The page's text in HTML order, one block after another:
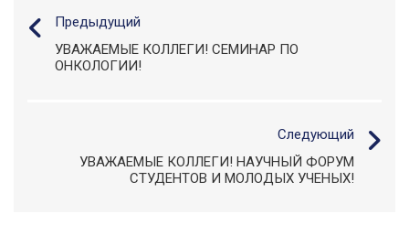
Предыдущий
УВАЖАЕМЫЕ КОЛЛЕГИ! СЕМИНАР ПО
ОНКОЛОГИИ!
Следующий
УВАЖАЕМЫЕ КОЛЛЕГИ! НАУЧНЫЙ ФОРУМ
СТУДЕНТОВ И МОЛОДЫХ УЧЕНЫХ!